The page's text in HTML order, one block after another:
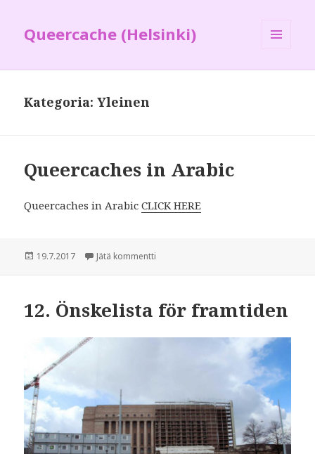
Queercache (Helsinki)
Kategoria:Yleinen
Queercaches in Arabic
Queercaches in ArabicCLICK HERE
Julkaistu
19.7.2017 Jätä kommentti
12. Önskelista för framtiden